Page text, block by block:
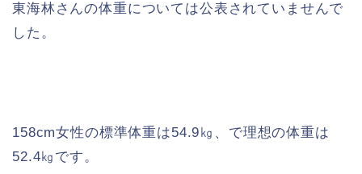
東海林さんの体重については公表されていませんで
した。
158cm女性の標準体重は54.9㎏、で理想の体重は
52.4㎏です。